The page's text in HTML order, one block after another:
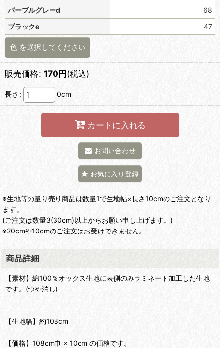
パープルグレーd
68
ブラックe
47
色 を選択してください
販売価格: 170円(税込)
長さ : 0cm
カートに入れる
お問い合わせ
お気に入り登録
※生地等の量り売り商品は数量1で生地幅×長さ10cmのご注文となり
ます。
(ご注文は数量3(30cm)以上からお願い申し上げます。)
※20cmや10cmのご注文はお受けできません。
商品詳細
【素材】綿100％オックス生地に表側のみラミネート加工した生地
です。(つや消し)
【生地幅】約108cm
【価格】108cm巾 × 10cm の価格です。